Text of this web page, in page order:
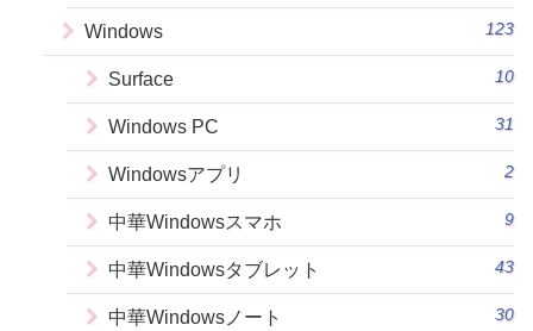
Windows 123
Surface 10
Windows PC 31
Windowsアプリ 2
中華Windowsスマホ 9
中華Windowsタブレット 43
中華Windowsノート 30